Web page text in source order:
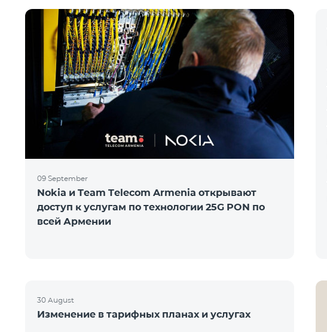
09 September
Nokia и Team Telecom Armenia открывают
доступ к услугам по технологии 25G PON по
всей Армении
30 August
Изменение в тарифных планах и услугах